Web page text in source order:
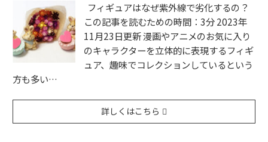
フィギュアはなぜ紫外線で劣化するの？
この記事を読むための時間：3分 2023年
11月23日更新 漫画やアニメのお気に入り
のキャラクターを立体的に表現するフィギ
ュア、趣味でコレクションしているという
方も多い…
詳しくはこちら